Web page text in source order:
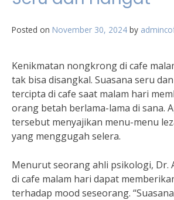
Posted on November 30, 2024 by
Kenikmatan nongkrong di cafe
tak bisa disangkal. Suasana seru
tercipta di cafe saat malam hari
orang betah berlama-lama di sana.
tersebut menyajikan menu-menu
yang menggugah selera.
Menurut seorang ahli psikologi, Dr.
di cafe malam hari dapat
terhadap mood seseorang.